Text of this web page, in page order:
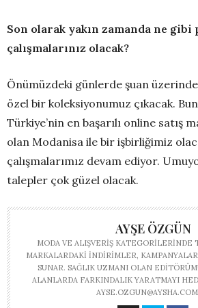
Son olarak yakın zamanda ne
çalışmalarınız olacak?
Önümüzdeki günlerde şuan üzerinde
özel bir koleksiyonumuz çıkacak.
Türkiye’nin en başarılı online satış
olan Modanisa ile bir işbirliğimiz
çalışmalarımız devam ediyor.
talepler çok güzel olacak.
AYŞE ÖZGÜN
MODA VE ALIŞVERIŞ KATEGORILERINDE
MARKALARDAKI INDIRIMLER,
SUNAR. SAĞLIK UZMANI OLAN
ALANLARDA FARKINDALIK YARATMAYI